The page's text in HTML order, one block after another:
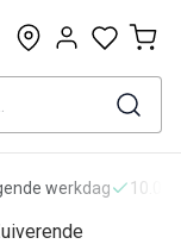
0
werkdag